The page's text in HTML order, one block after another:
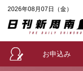
2026年08月07日（金）
お申込み